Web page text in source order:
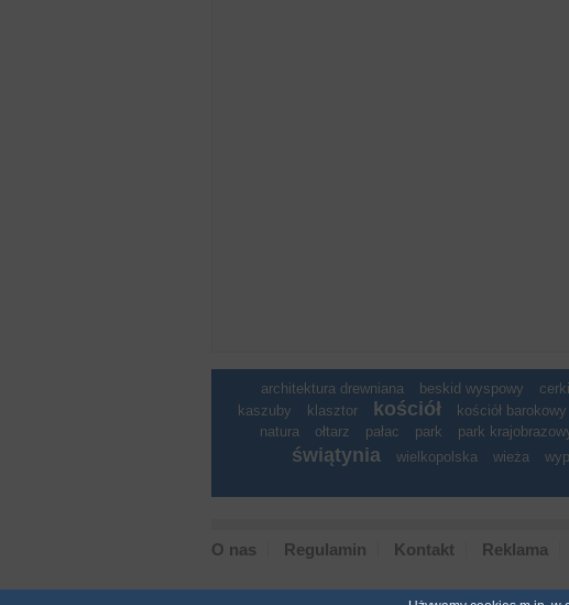
architektura drewniana beskid wyspowy
kaszuby
klasztor kościół kościół barokowy
natura
ołtarz pałac park park
świątynia wielkopolska wieża
O nas Regulamin Kontakt Reklama